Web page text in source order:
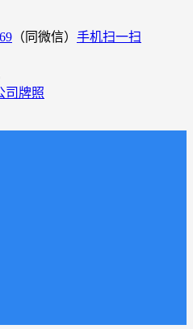
（同微信） 手机扫一扫
司牌照